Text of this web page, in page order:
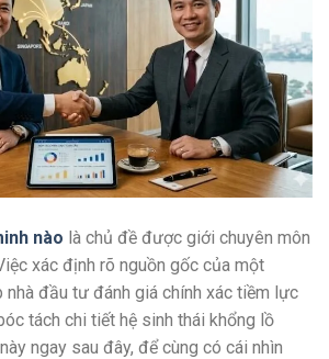
nào là chủ đề được giới chuyên môn
xác định rõ nguồn gốc của một
nhà đầu tư đánh giá chính xác tiềm lực
tách chi tiết hệ sinh thái khổng lồ
ngay sau đây, để cùng có cái nhìn